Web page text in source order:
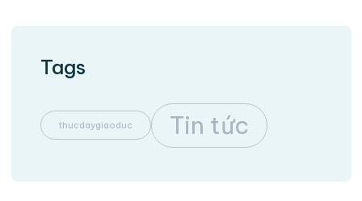
Tags
thucdaygiaoduc Tin tức